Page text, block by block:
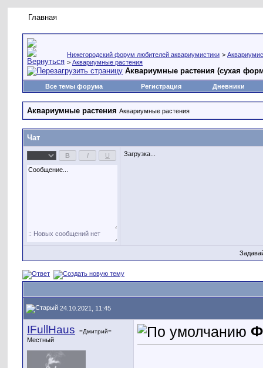
Главная
Нижегородский форум любителей аквариумистики >
> Аквариумные растения
Аквариумные растения (сухая
Все темы форума Регистрация Дневники
Аквариумные растения Аквариумные растения
Чат
Загрузка...
24.10.2021, 11:45
IFullHaus =Дмитрий=
Местный